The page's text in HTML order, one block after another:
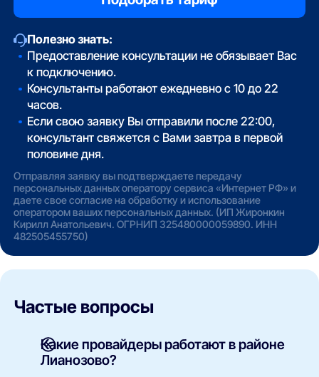
Полезно знать:
Предоставление консультации не обязывает Вас
к подключению.
Консультанты работают ежедневно с 10 до 22
часов.
Если свою заявку Вы отправили после 22:00,
консультант свяжется с Вами завтра в первой
половине дня.
Отправляя заявку вы подтверждаете передачу
персональных данных оператору сервиса «Интернет РФ» и
даете свое согласие на обработку и использование
оператором ваших персональных данных. (ИП Жиронкин
Кирилл Анатольевич. ОГРНИП 325480000059890. ИНН
482505455750)
Частые вопросы
Какие провайдеры работают в районе
Лианозово?